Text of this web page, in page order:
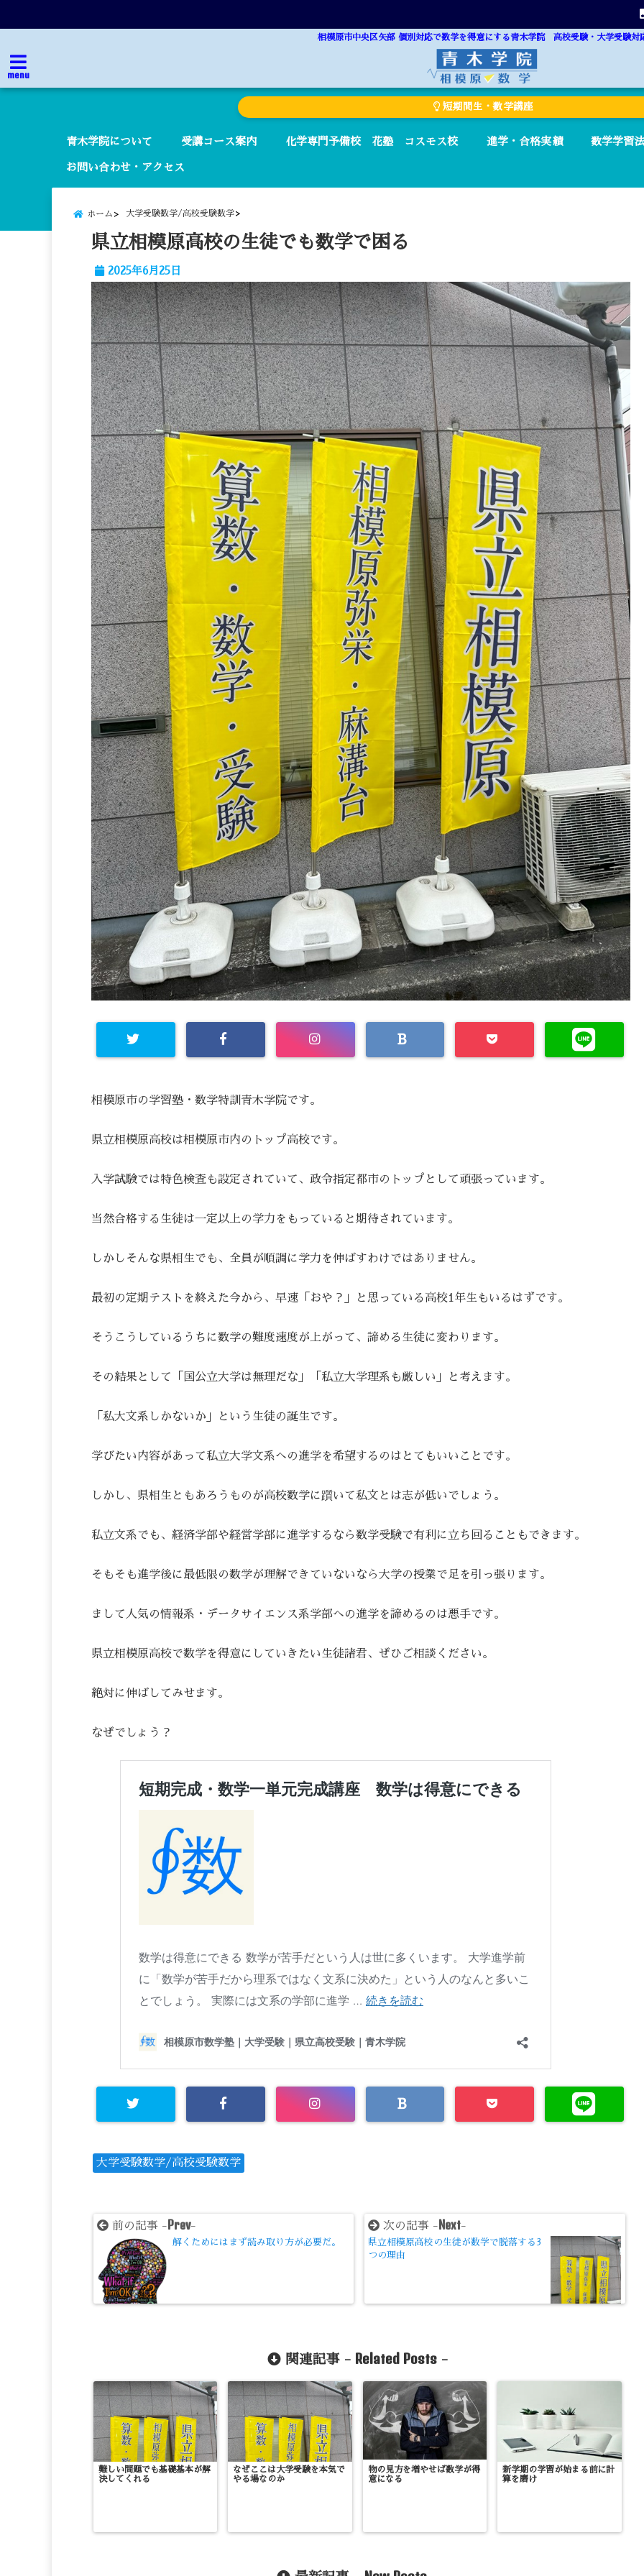
相模原市中央区矢部 個別対応で数学を得意にする青木学院 高校受験・大学受験対
menu
短期間生・数学講座
青木学院について 受講コース案内 化学専門予備校 花塾 コスモス校 進学・合格実績 数学学習
お問い合わせ・アクセス
ホーム 大学受験数学/高校受験数学
県立相模原高校の生徒でも数学で困る
2025年6月25日
相模原市の学習塾・数学特訓青木学院です。
県立相模原高校は相模原市内のトップ高校です。
入学試験では特色検査も設定されていて、政令指定都市のトップとして頑張っています。
当然合格する生徒は一定以上の学力をもっていると期待されています。
しかしそんな県相生でも、全員が順調に学力を伸ばすわけではありません。
最初の定期テストを終えた今から、早速「おや？」と思っている高校1年生もいるはずです。
そうこうしているうちに数学の難度速度が上がって、諦める生徒に変わります。
その結果として「国公立大学は無理だな」「私立大学理系も厳しい」と考えます。
「私大文系しかないか」という生徒の誕生です。
学びたい内容があって私立大学文系への進学を希望するのはとてもいいことです。
しかし、県相生ともあろうものが高校数学に躓いて私文とは志が低いでしょう。
私立文系でも、経済学部や経営学部に進学するなら数学受験で有利に立ち回ることもできます。
そもそも進学後に最低限の数学が理解できていないなら大学の授業で足を引っ張ります。
まして人気の情報系・データサイエンス系学部への進学を諦めるのは悪手です。
県立相模原高校で数学を得意にしていきたい生徒諸君、ぜひご相談ください。
絶対に伸ばしてみせます。
なぜでしょう？
大学受験数学/高校受験数学
前の記事 - Prev-
解くためにはまず読み取り方が必要だ。
次の記事 - Next-
県立相模原高校の生徒が数学で脱落する3
つの理由
関連記事 - Related Posts-
難しい問題でも基礎基本が解
決してくれる
なぜここは大学受験を本気で
やる場なのか
物の見方を増やせば数学が得
意になる
新学期の学習が始まる前に計
算を磨け